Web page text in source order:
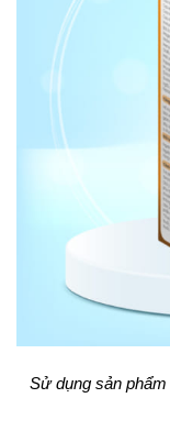
Sử dụng sản